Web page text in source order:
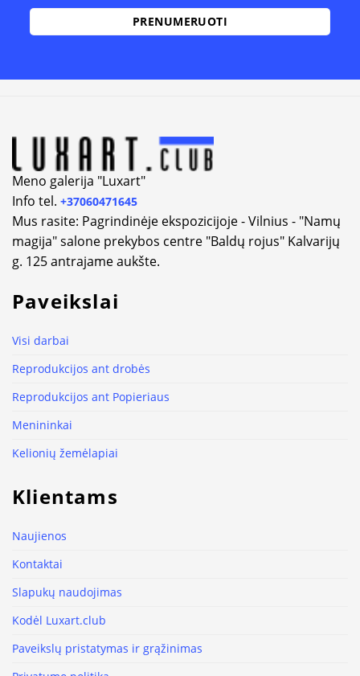
Meno galerija "Luxart"
Info tel. +37060471645
Mus rasite: Pagrindinėje ekspozicijoje - Vilnius - "Namų
magija" salone prekybos centre "Baldų rojus" Kalvarijų
g. 125 antrajame aukšte.
Paveikslai
Visi darbai
Reprodukcijos ant drobės
Reprodukcijos ant Popieriaus
Menininkai
Kelionių žemėlapiai
Klientams
Naujienos
Kontaktai
Slapukų naudojimas
Kodėl Luxart.club
Paveikslų pristatymas ir grąžinimas